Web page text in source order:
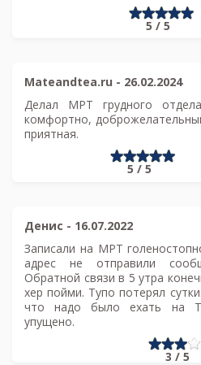
5 / 5
Mateandtea.ru - 26.02.2024
Делал МРТ грудного
комфортно,
приятная.
5 / 5
Денис - 16.07.2022
Записали на МРТ
адрес не отправили
Обратной связи в 5 утра
хер пойми. Тупо потерял
что надо было ехать на
упущено.
3 / 5